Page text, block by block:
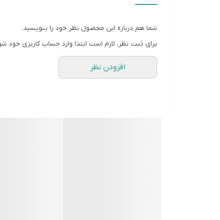
تعداد درگاه خروجی
دو عدد
شما هم درباره این محصول نظر خود را بنویسید.
برای ثبت نظر، لازم است ابتدا وارد حساب کاربری خود
افزودن نظر